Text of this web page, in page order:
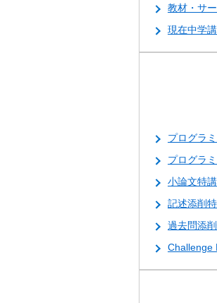
教材・サ
現在中学
プログラ
プログラ
小論文特
記述添削
過去問添
Challenge